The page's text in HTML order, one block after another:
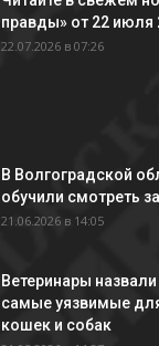
правды» от 22 июля
22.07.2026 в 07:26
В Волгоградской
обучили смотреть
21.06.2026 в 14:05
Ветеринары
самые уязвимые
кошек и собак